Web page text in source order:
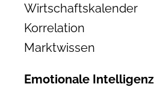
Wirtschaftskalender
Korrelation
Marktwissen
Emotionale Intelligenz